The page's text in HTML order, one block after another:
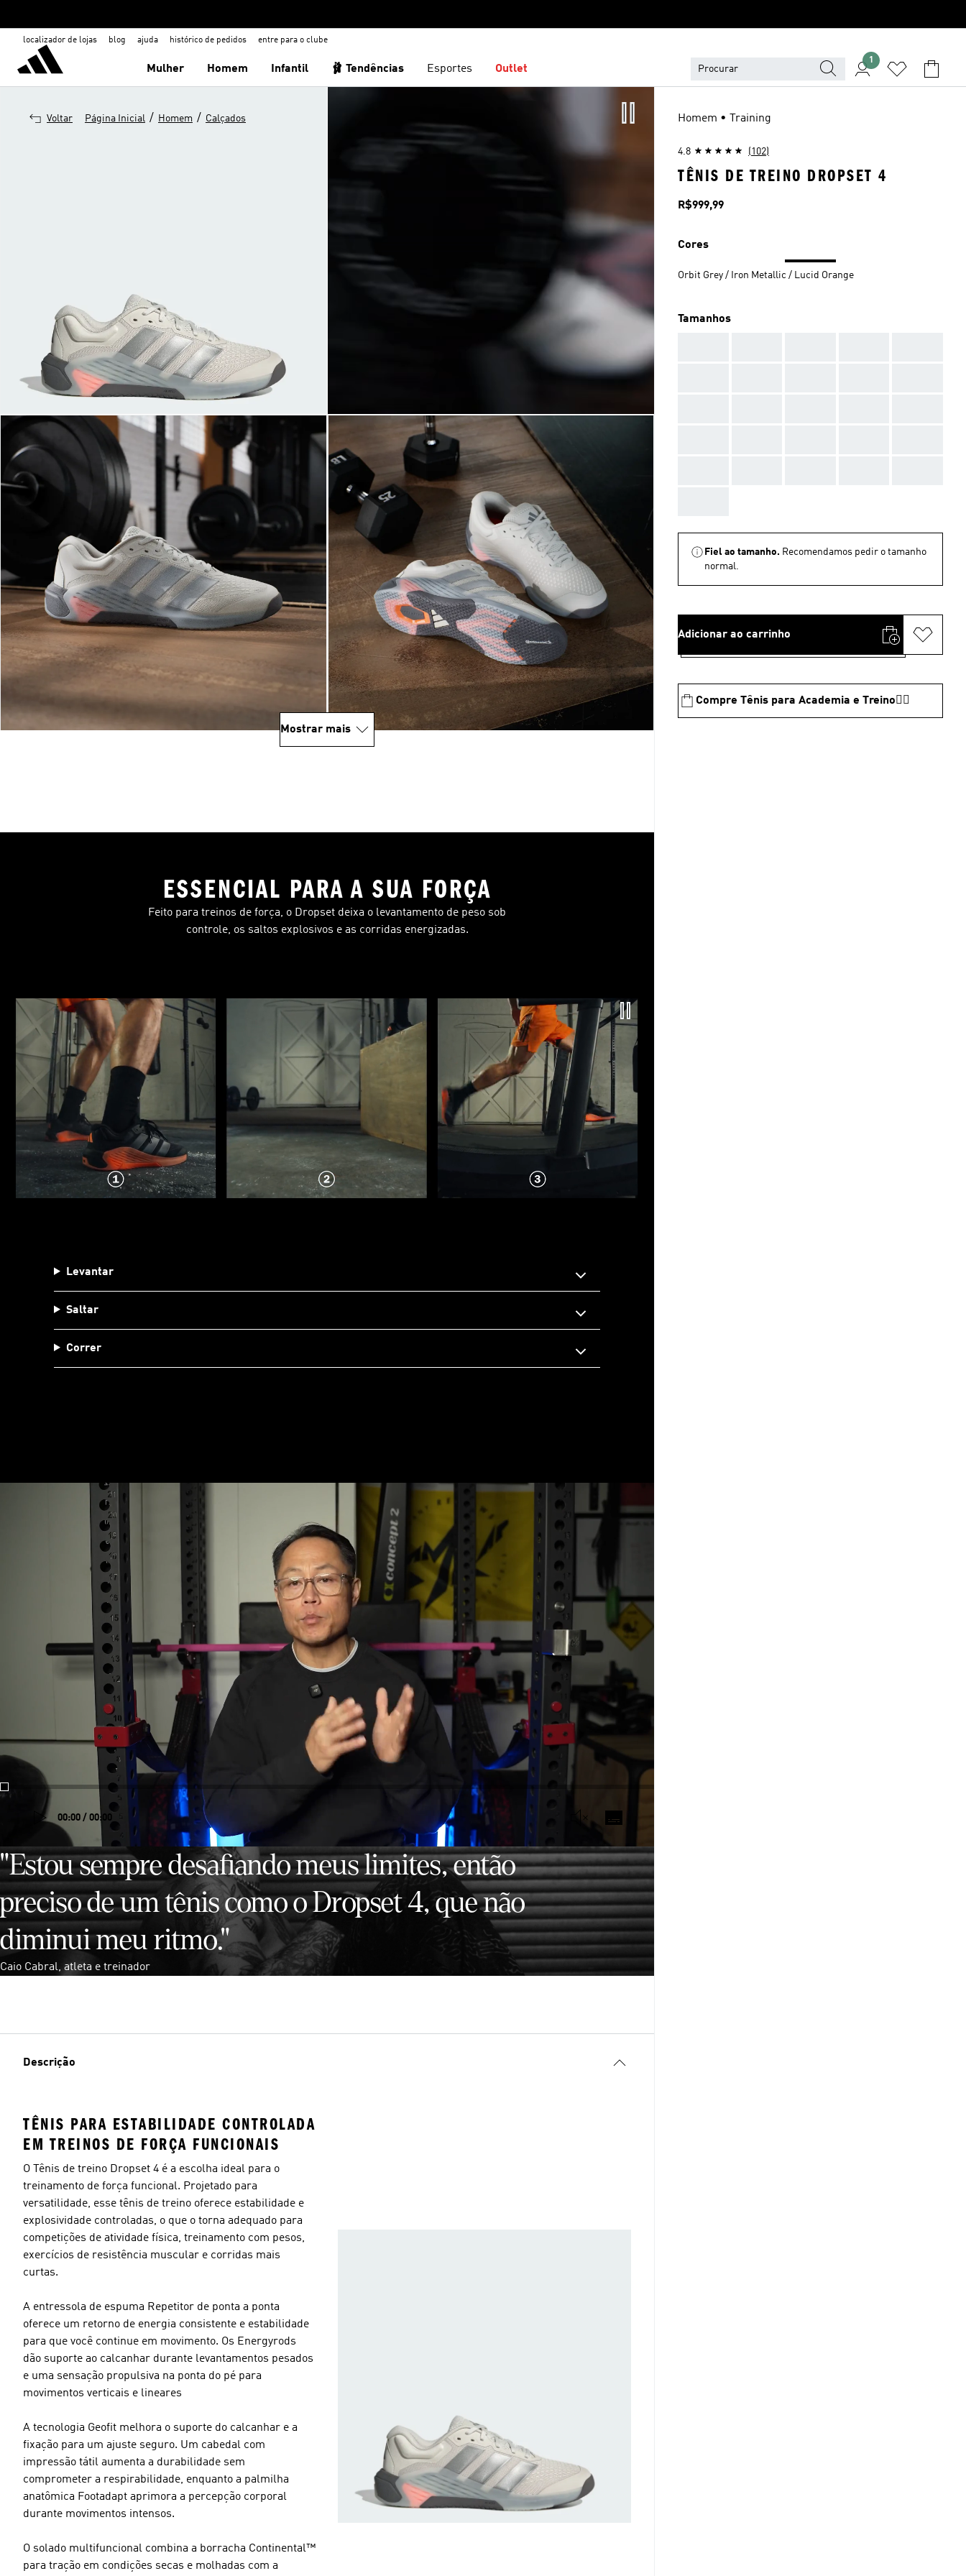
localizador de lojas blog ajuda histórico de pedidos entre para o clube
Mulher Homem Infantil 🩰 Tendências Esportes Outlet
1
Voltar Página Inicial / Homem / Calçados
Mostrar mais
ESSENCIAL PARA A SUA FORÇA
Feito para treinos de força, o Dropset deixa o levantamento de peso sob
controle, os saltos explosivos e as corridas energizadas.
Levantar
Saltar
Correr
00:00 / 00:00
"Estou sempre desafiando meus limites, então
preciso de um tênis como o Dropset 4, que não
diminui meu ritmo."
Caio Cabral, atleta e treinador
Descrição
TÊNIS PARA ESTABILIDADE CONTROLADA
EM TREINOS DE FORÇA FUNCIONAIS
O Tênis de treino Dropset 4 é a escolha ideal para o
treinamento de força funcional. Projetado para
versatilidade, esse tênis de treino oferece estabilidade e
explosividade controladas, o que o torna adequado para
competições de atividade física, treinamento com pesos,
exercícios de resistência muscular e corridas mais
curtas.
A entressola de espuma Repetitor de ponta a ponta
oferece um retorno de energia consistente e estabilidade
para que você continue em movimento. Os Energyrods
dão suporte ao calcanhar durante levantamentos pesados
e uma sensação propulsiva na ponta do pé para
movimentos verticais e lineares
A tecnologia Geofit melhora o suporte do calcanhar e a
fixação para um ajuste seguro. Um cabedal com
impressão tátil aumenta a durabilidade sem
comprometer a respirabilidade, enquanto a palmilha
anatômica Footadapt aprimora a percepção corporal
durante movimentos intensos.
O solado multifuncional combina a borracha Continental™
para tração em condições secas e molhadas com a
Homem • Training
4.8 (102)
TÊNIS DE TREINO DROPSET 4
Preço
R$999,99
Cores
Orbit Grey / Iron Metallic / Lucid Orange
Tamanhos
Fiel ao tamanho. Recomendamos pedir o tamanho
normal.
Adicionar ao carrinho
Compre Tênis para Academia e Treino🏋️‍♂️